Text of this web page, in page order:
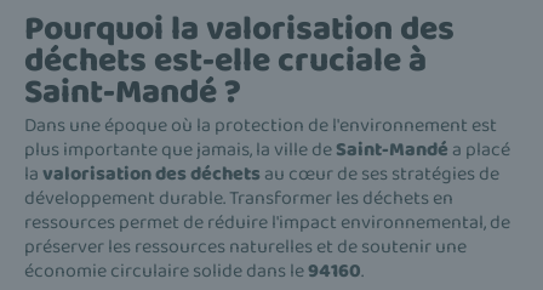
Pourquoi la valorisation des
déchets est-elle cruciale à
Saint-Mandé ?
Dans une époque où la protection de l'environnement est
plus importante que jamais, la ville deSaint-Mandé a placé
lavalorisation des déchets au cœur de ses stratégies de
développement durable. Transformer les déchets en
ressources permet de réduire l'impact environnemental, de
préserver les ressources naturelles et de soutenir une
économie circulaire solide dans le94160.